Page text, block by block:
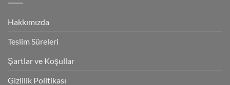
Sürücüsü
Hakkımızda
Teslim Süreleri
Şartlar ve Koşullar
Gizlilik Politikası